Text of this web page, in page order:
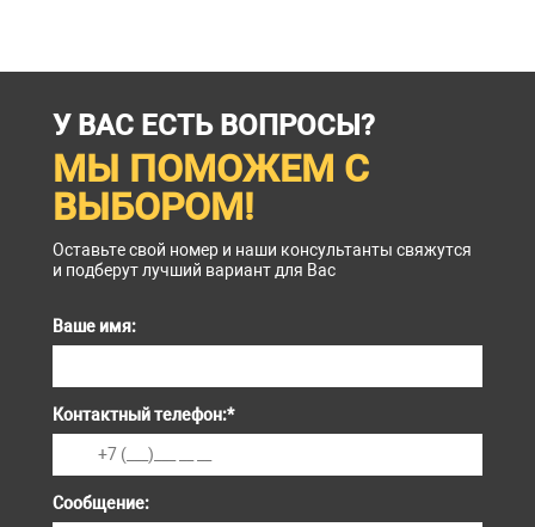
У ВАС ЕСТЬ ВОПРОСЫ?
МЫ ПОМОЖЕМ С
ВЫБОРОМ!
Оставьте свой номер и наши консультанты свяжутся
и подберут лучший вариант для Вас
Ваше имя:
Контактный телефон:*
Сообщение: